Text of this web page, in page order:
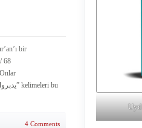
bir
68
4 Comments